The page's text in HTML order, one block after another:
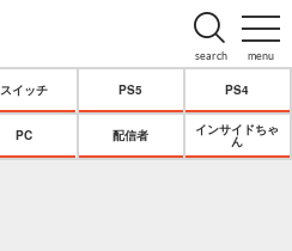
menu
search
スイッチ PS5 PS4
PC 配信者
インサイドちゃ
ん